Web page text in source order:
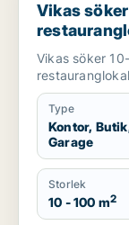
Vikas
salu i
Österåker
Vikas söker
Type
Kontor,
Garage
Storlek
10 - 100 m2